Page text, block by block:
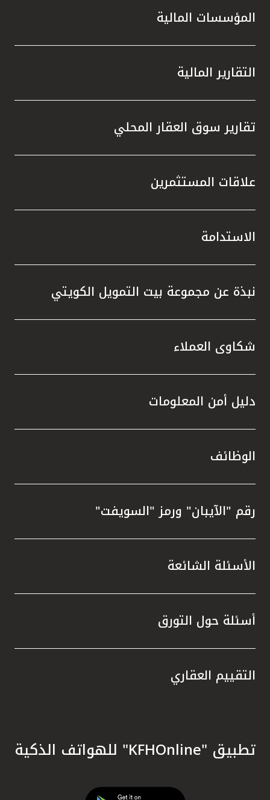
المؤسسات المالية
التقارير المالية
تقارير سوق العقار المحلي
علاقات المستثمرين
الاستدامة
نبذة عن مجموعة بيت التمويل الكويتي
شكاوى العملاء
دليل أمن المعلومات
الوظائف
رقم "الآيبان" ورمز "السويفت"
الأسئلة الشائعة
أسئلة حول التورق
التقييم العقاري
تطبيق "KFHOnline" للهواتف الذكية